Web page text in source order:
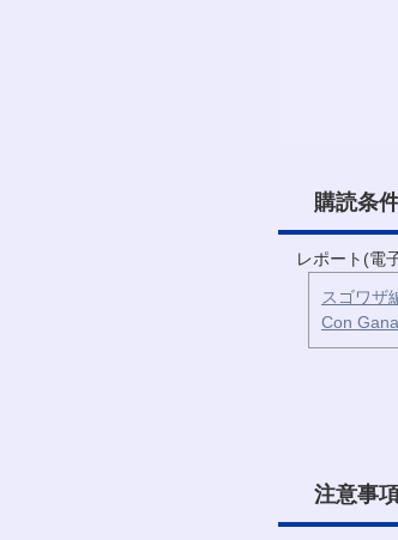
購読条
レポート(電
スゴワザ
Con
注意事